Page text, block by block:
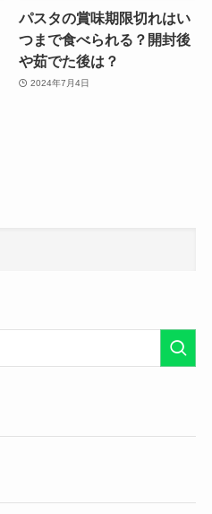
パスタの賞味期限切れはい
つまで食べられる？開封後
や茹でた後は？
2024年7月4日